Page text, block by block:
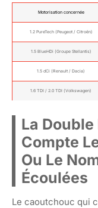
Motorisation concernée
1.2 PureTech (Peugeot / Citroën)
1.5 BlueHDi (Groupe Stellantis)
1.5 dCi (Renault / Dacia)
1.6 TDI / 2.0 TDI (Volkswagen)
La
Compte
Ou Le
Écoulées
Le caoutchouc qui